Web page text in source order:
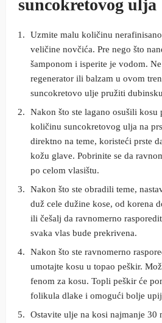
suncokretovog ulja
Uzmite malu količinu
veličine novčića. Pre nego što
šamponom i isperite je vodom.
regenerator ili balzam u ovom
suncokretovo ulje pružiti
Nakon što ste lagano osušili kosu
količinu suncokretovog ulja na
direktno na teme, koristeći prste
kožu glave. Pobrinite se da
po celom vlasištu.
Nakon što ste obradili teme,
duž cele dužine kose, od korena
ili češalj da ravnomerno
svaka vlas bude prekrivena.
Nakon što ste ravnomerno
umotajte kosu u topao peškir.
fenom za kosu. Topli peškir će
folikula dlake i omogući bolje
Ostavite ulje na kosi najmanje 30